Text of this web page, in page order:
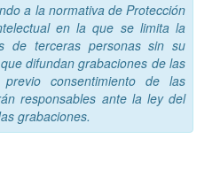
a la normativa de Protección
en la que se limita la
de terceras personas sin su
difundan grabaciones de las
consentimiento de las
responsables ante la ley del
grabaciones.